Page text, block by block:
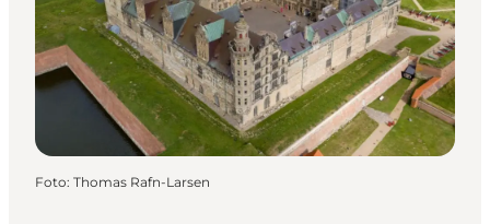
Foto: Thomas Rafn-Larsen